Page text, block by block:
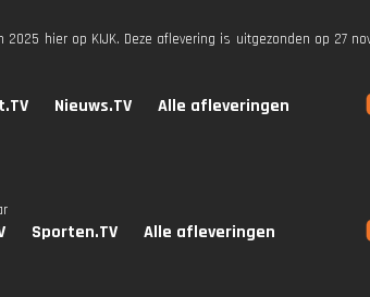
hier op KIJK. Deze aflevering is uitgezonden op 27
Nieuws.TV Alle afleveringen
Sporten.TV Alle afleveringen